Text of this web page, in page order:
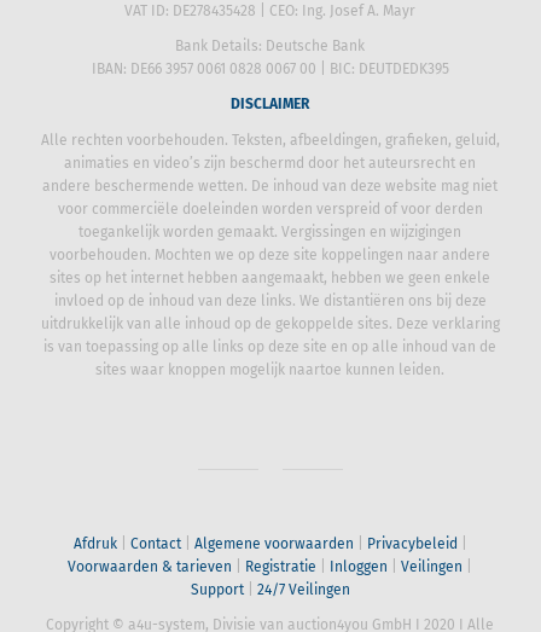
VAT ID: DE278435428 | CEO: Ing. Josef A. Mayr
Bank Details: Deutsche Bank
IBAN: DE66 3957 0061 0828 0067 00 | BIC: DEUTDEDK395
DISCLAIMER
Alle rechten voorbehouden. Teksten, afbeeldingen, grafieken, geluid,
animaties en video’s zijn beschermd door het auteursrecht en
andere beschermende wetten. De inhoud van deze website mag niet
voor commerciële doeleinden worden verspreid of voor derden
toegankelijk worden gemaakt. Vergissingen en wijzigingen
voorbehouden. Mochten we op deze site koppelingen naar andere
sites op het internet hebben aangemaakt, hebben we geen enkele
invloed op de inhoud van deze links. We distantiëren ons bij deze
uitdrukkelijk van alle inhoud op de gekoppelde sites. Deze verklaring
is van toepassing op alle links op deze site en op alle inhoud van de
sites waar knoppen mogelijk naartoe kunnen leiden.
Afdruk| Contact| Algemene voorwaarden Privacybeleid
Voorwaarden & tarieven
Registratie Inloggen |Veilingen
Support| 24/7 Veilingen
Copyright © a4u-system, Divisie van auction4you GmbH 2020 Alle